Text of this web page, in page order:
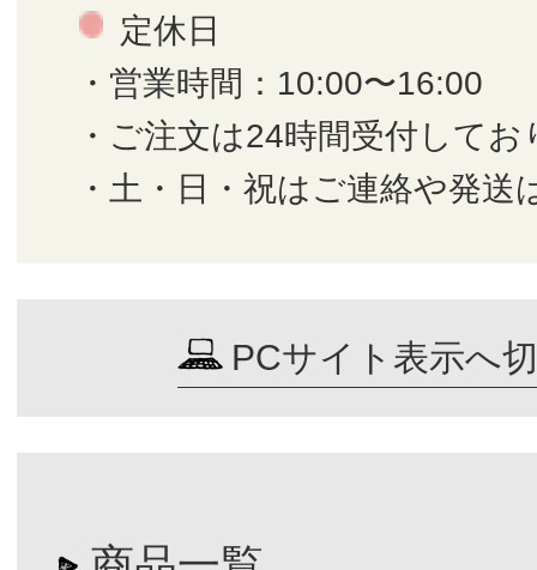
定休日
・営業時間：10:00〜16:00
・ご注文は24時間受付してお
・土・日・祝はご連絡や発送
PCサイト表示へ